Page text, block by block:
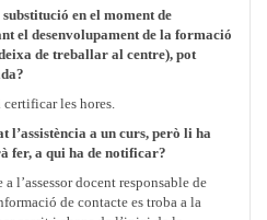
en el moment de
el desenvolupament de la formació
de treballar al centre), pot
les hores.
a un curs, però li ha
fer, a qui ha de notificar?
l’assessor docent responsable de
de contacte es troba a la